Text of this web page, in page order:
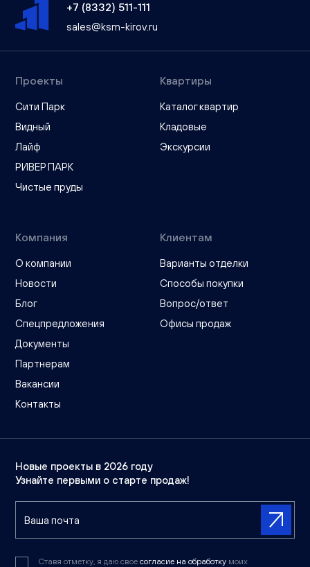
+7 (8332) 511-111
sales@ksm-kirov.ru
Проекты
Сити Парк
Видный
Лайф
РИВЕР ПАРК
Чистые пруды
Квартиры
Каталог квартир
Кладовые
Экскурсии
Компания
О компании
Новости
Блог
Спецпредложения
Документы
Партнерам
Вакансии
Контакты
Клиентам
Варианты отделки
Способы покупки
Вопрос/ответ
Офисы продаж
Новые проекты в 2026 году
Узнайте первыми о старте продаж!
Ставя отметку, я даю свое согласие на обработку моих